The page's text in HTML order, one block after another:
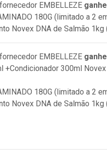
EMBELLEZE ganhe
180G (limitado a 2
Novex DNA de Salmão
EMBELLEZE ganhe
+Condicionador 300ml
180G (limitado a 2
Novex DNA de Salmão